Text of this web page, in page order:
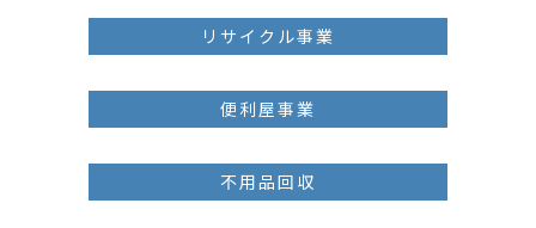
リサイクル事業
便利屋事業
不用品回収